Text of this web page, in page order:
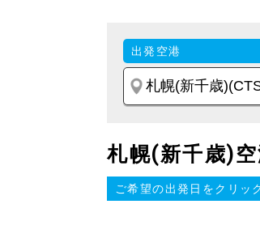
出発空港
札幌(新千歳)
ご希望の出発日をクリッ